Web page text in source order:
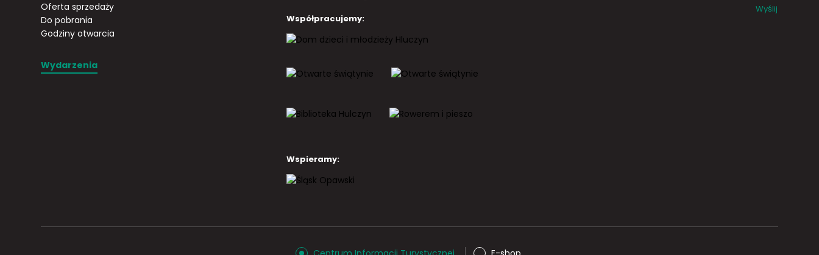
Oferta sprzedaży
Do pobrania
Godziny otwarcia
Wydarzenia
Współpracujemy:
Wspieramy:
Wyślij